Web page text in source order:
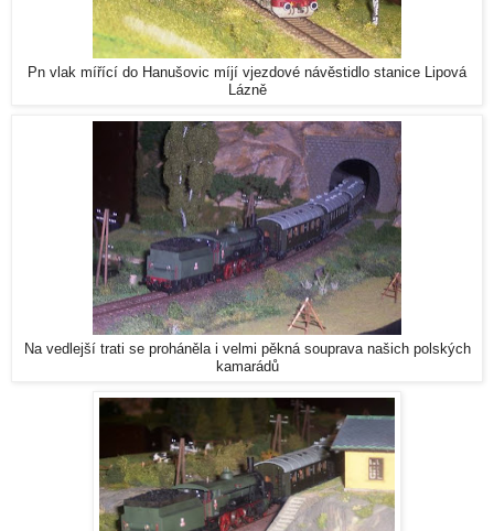
Pn vlak mířící do Hanušovic míjí vjezdové návěstidlo stanice Lipová
Lázně
Na vedlejší trati se proháněla i velmi pěkná souprava našich polských
kamarádů